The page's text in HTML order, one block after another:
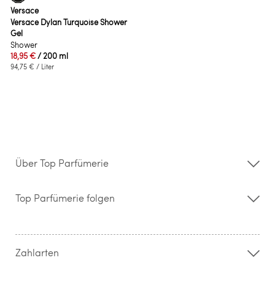
Versace
Versace Dylan Turquoise Shower
Gel
Shower
18,95 €/ 200 ml
94,75 € / Liter
Über Top Parfümerie
Storefinder
Kontakt
Widerrufsrecht & Rückgabebedingungen
Top Parfümerie folgen
Zahlarten